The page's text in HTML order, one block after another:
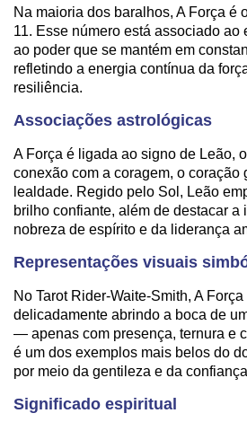
Na maioria dos baralhos, A Força é
11. Esse número está associado
ao poder que se mantém em
refletindo a energia contínua da
resiliência.
Associações astrológicas
A Força é ligada ao signo de Leão,
conexão com a coragem, o coração
lealdade. Regido pelo Sol, Leão
brilho confiante, além de destacar a
nobreza de espírito e da liderança
Representações visuais
No Tarot Rider-Waite-Smith, A
delicadamente abrindo a boca de
— apenas com presença, ternura e
é um dos exemplos mais belos do
por meio da gentileza e da
Significado espiritual